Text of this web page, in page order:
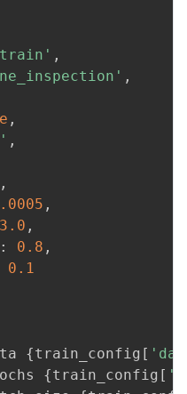
,
,
,
,
,
,
3.0 ,
: 0.8 ,
0.1
{train_config [
{train_config [